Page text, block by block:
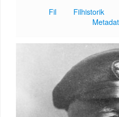
Fil Filhistorik